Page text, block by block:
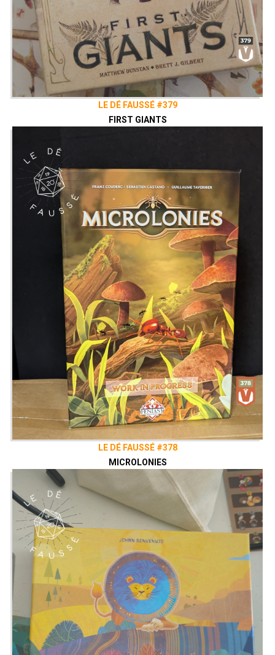
LE DÉ FAUSSÉ #379
FIRST GIANTS
LE DÉ FAUSSÉ #378
MICROLONIES